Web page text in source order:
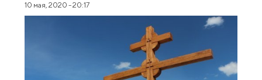
10 мая, 2020 - 20:17